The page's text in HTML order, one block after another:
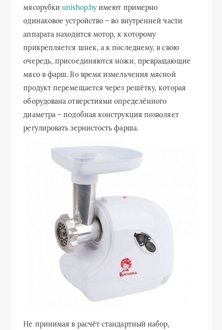
мясорубкиunishop.byимеют примерно
одинаковое устройство – во внутренней части
аппарата находится мотор, к которому
прикрепляется шнек, а к последнему, в свою
очередь, присоединяются ножи, превращающие
мясо в фарш. Во время измельчения мясной
продукт перемещается через решётку, которая
оборудована отверстиями определённого
диаметра – подобная конструкция позволяет
регулировать зернистость фарша.
Не принимая в расчёт стандартный набор,